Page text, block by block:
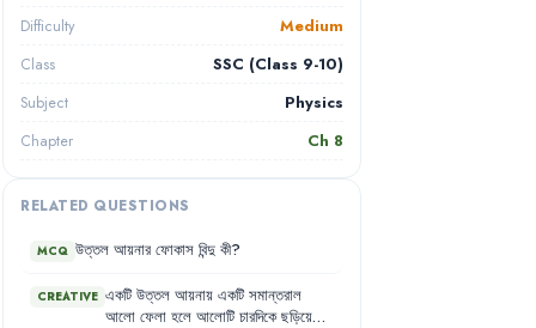
Difficulty Medium
Class SSC (Class 9-10)
Subject Physics
Chapter Ch 8
RELATED QUESTIONS
MCQ উত্তল আয়নার ফোকাস বিন্দু কী?
CREATIVE একটি উত্তল আয়নায় একটি সমান্তরাল
আলো ফেলা হলে আলোটি চারদিকে ছড়িয়ে